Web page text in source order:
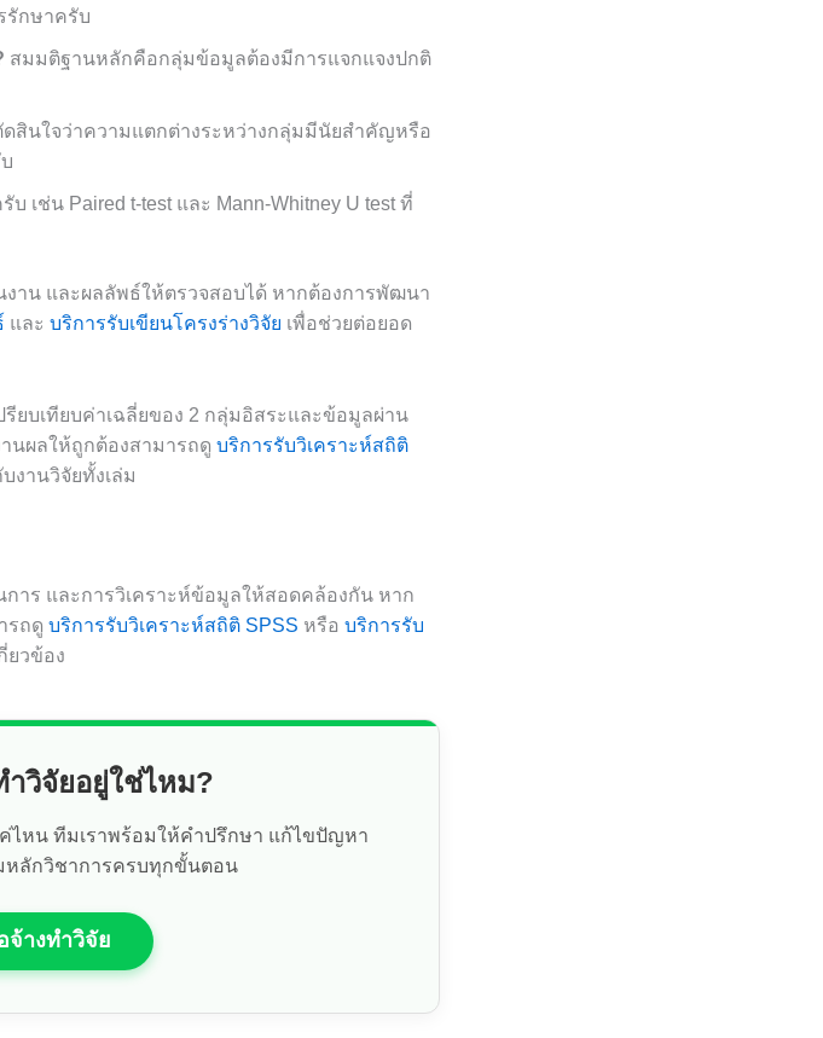
รักษาครับ
สมมติฐานหลักคือกลุ่มข้อมูลต้องมีการแจกแจงปกติ
ดสินใจว่าความแตกต่างระหว่างกลุ่มมีนัยสำคัญหรือ
บ เช่น Paired t-test และ Mann-Whitney U test ที่
งาน และผลลัพธ์ให้ตรวจสอบได้ หากต้องการพัฒนา
และ บริการรับเขียนโครงร่างวิจัย เพื่อช่วยต่อยอด
รียบเทียบค่าเฉลี่ยของ 2 กลุ่มอิสระและข้อมูลผ่าน
นผลให้ถูกต้องสามารถดู บริการรับวิเคราะห์สถิติ
งานวิจัยทั้งเล่ม
การ และการวิเคราะห์ข้อมูลให้สอดคล้องกัน หาก
รถดู บริการรับวิเคราะห์สถิติ SPSS หรือ บริการรับ
ยวข้อง
วิจัยอยู่ใช่ไหม?
ไหน ทีมเราพร้อมให้คำปรึกษา แก้ไขปัญหา
หลักวิชาการครบทุกขั้นตอน
จ้างทำวิจัย